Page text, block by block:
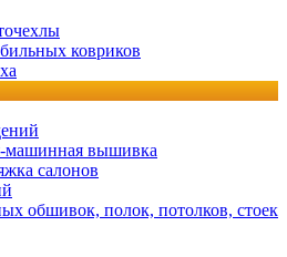
ковриков
машинная вышивка
салонов
обшивок, полок, потолков, стоек